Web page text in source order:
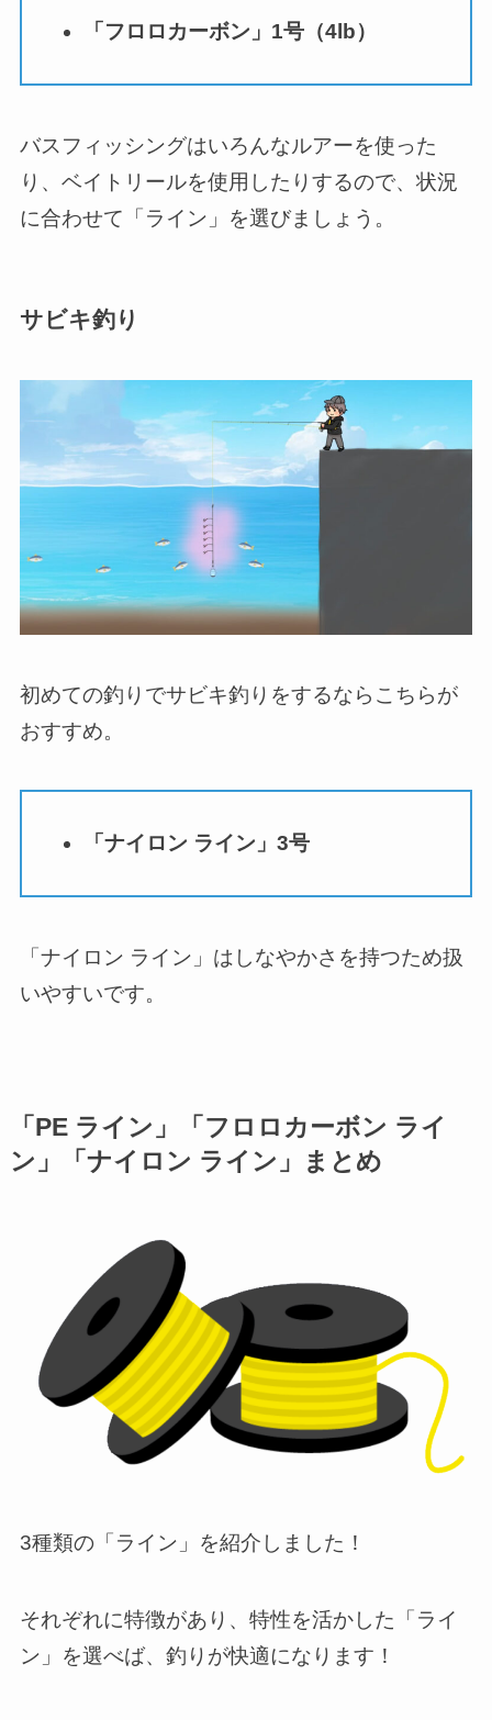
「フロロカーボン」1号（4lb）
バスフィッシングはいろんなルアーを使った
り、ベイトリールを使用したりするので、状況
に合わせて「ライン」を選びましょう。
サビキ釣り
初めての釣りでサビキ釣りをするならこちらが
おすすめ。
「ナイロン ライン」3号
「ナイロン ライン」はしなやかさを持つため扱
いやすいです。
「PE ライン」「フロロカーボン ライ
ン」「ナイロン ライン」まとめ
3種類の「ライン」を紹介しました！
それぞれに特徴があり、特性を活かした「ライ
ン」を選べば、釣りが快適になります！